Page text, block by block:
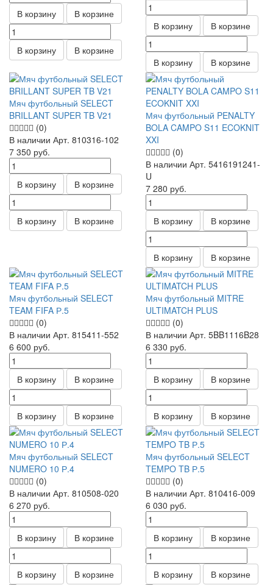
В корзину В корзине
В корзину В корзине
В корзину В корзине
В корзину В корзине
Мяч футбольный SELECT
BRILLANT SUPER TB V21
(0)
В наличии Арт. 810316-102
7 350 руб.
В корзину В корзине
В корзину В корзине
Мяч футбольный PENALTY
BOLA CAMPO S11 ECOKNIT
XXI
(0)
В наличии Арт. 5416191241-
U
7 280 руб.
В корзину В корзине
В корзину В корзине
Мяч футбольный SELECT
TEAM FIFA Р.5
(0)
В наличии Арт. 815411-552
6 600 руб.
В корзину В корзине
В корзину В корзине
Мяч футбольный MITRE
ULTIMATCH PLUS
(0)
В наличии Арт. 5BB1116B28
6 330 руб.
В корзину В корзине
В корзину В корзине
Мяч футбольный SELECT
NUMERO 10 Р.4
(0)
В наличии Арт. 810508-020
6 270 руб.
В корзину В корзине
В корзину В корзине
Мяч футбольный SELECT
TEMPO TB Р.5
(0)
В наличии Арт. 810416-009
6 030 руб.
В корзину В корзине
В корзину В корзине